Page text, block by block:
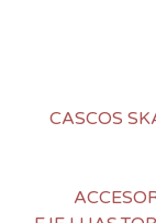
CASCOS